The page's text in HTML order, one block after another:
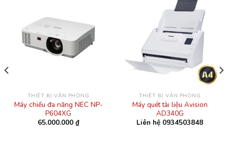
THIẾT BỊ VĂN PHÒNG
Máy chiếu đa năng NEC NP-
P604XG
65.000.000 ₫
THIẾT BỊ VĂN PHÒNG
Máy quét tài liệu Avision
AD340G
Liên hệ 0934503848